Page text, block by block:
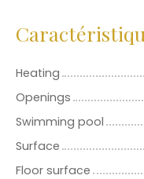
Heating
Openings
Swimming pool
Surface
Floor surface